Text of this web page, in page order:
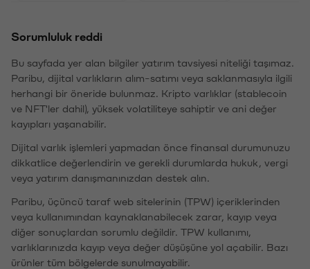
Sorumluluk reddi
Bu sayfada yer alan bilgiler yatırım tavsiyesi niteliği taşımaz.
Paribu, dijital varlıkların alım-satımı veya saklanmasıyla ilgili
herhangi bir öneride bulunmaz. Kripto varlıklar (stablecoin
ve NFT'ler dahil), yüksek volatiliteye sahiptir ve ani değer
kayıpları yaşanabilir.
Dijital varlık işlemleri yapmadan önce finansal durumunuzu
dikkatlice değerlendirin ve gerekli durumlarda hukuk, vergi
veya yatırım danışmanınızdan destek alın.
Paribu, üçüncü taraf web sitelerinin (TPW) içeriklerinden
veya kullanımından kaynaklanabilecek zarar, kayıp veya
diğer sonuçlardan sorumlu değildir. TPW kullanımı,
varlıklarınızda kayıp veya değer düşüşüne yol açabilir. Bazı
ürünler tüm bölgelerde sunulmayabilir.